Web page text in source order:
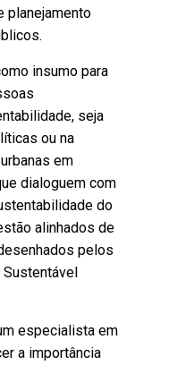
planejamento
insumo para
seja
ou na
em
dialoguem com
do
alinhados de
pelos
especialista em
a importância